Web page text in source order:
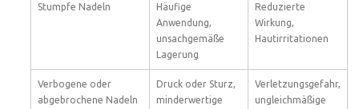
Stumpfe Nadeln
Häufige
Anwendung,
unsachgemäße
Lagerung
Reduzierte
Wirkung,
Hautirritationen
Verbogene oder
abgebrochene Nadeln
Druck oder Sturz,
minderwertige
Verletzungsgefahr,
ungleichmäßige